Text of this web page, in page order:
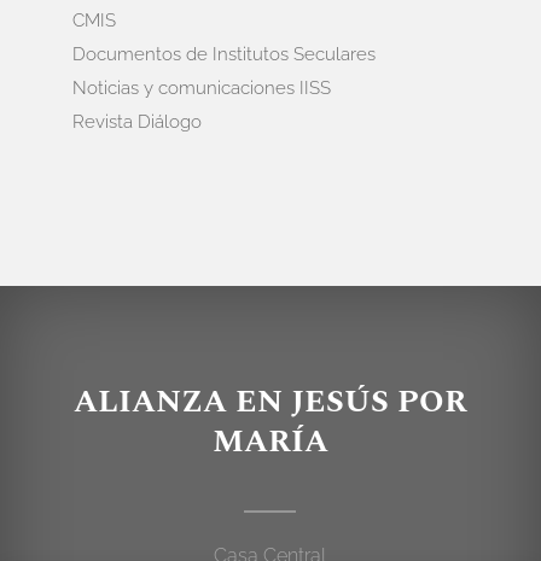
CMIS
Documentos de Institutos Seculares
Noticias y comunicaciones IISS
Revista Diálogo
ALIANZA EN JESÚS POR
MARÍA
Casa Central